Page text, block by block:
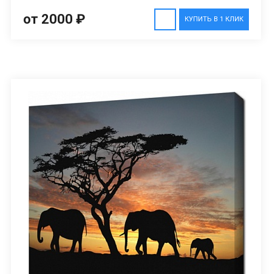
КУПИТЬ В 1 КЛИК
от 2000 ₽